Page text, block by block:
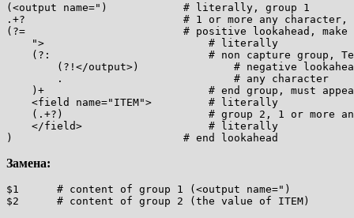
(<output name=")            # literally, group 1
.+?                         # 1 or more any character,
(?=                         # positive lookahead, make
    ">                          # literally
(?:                         # non capture group,
(?!</output>)               # negative
        .                           # any character
)+                          # end group, must
    <field name="ITEM">         # literally
(.+?)                       # group 2, 1 or more
    </field>                    # literally
Замена:
$1      # content of group 1 (<output name=")